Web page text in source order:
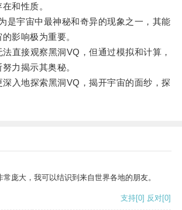
和性质。
宇宙中最神秘和奇异的现象之一，其能
影响极为重要。
接观察黑洞VQ，但通过模拟和计算，
力揭示其奥秘。
地探索黑洞VQ，揭开宇宙的面纱，探
庞大，我可以结识到来自世界各地的朋友。
支持[0] 反对[0]